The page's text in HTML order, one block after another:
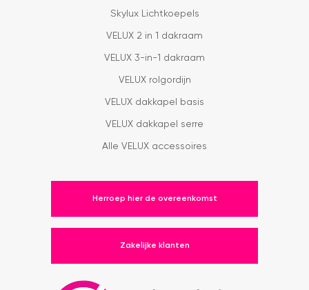
Skylux Lichtkoepels
VELUX 2 in 1 dakraam
VELUX 3-in-1 dakraam
VELUX rolgordijn
VELUX dakkapel basis
VELUX dakkapel serre
Alle VELUX accessoires
Herroep hier de overeenkomst
Zakelijke klanten